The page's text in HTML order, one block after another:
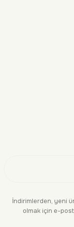
İndirimlerden, yeni
olmak için e-